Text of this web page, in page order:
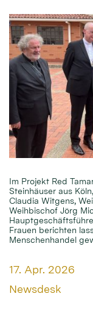
Im Projekt Red
Steinhäuser aus
Claudia Witgens,
Weihbischof Jörg
Frauen berichten
Menschenhandel
Datum:
17. Apr. 2026
Von:
Newsdesk